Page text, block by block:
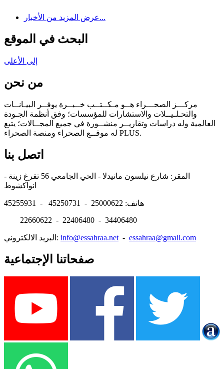
عرض المزيد من الأخبار...
البحث في الموقع
إلى الأعلى
من نحن
مركـــز الصحـــراء هــو مـكــتــب خــبــرة يوفــر البيـانــات
والتحـلـيــلات والاستشارات للمؤسسات؛ وفق أنظمة الجـودة
العالمية وله دراسات وتقاريــر منشــورة في جميع المجــالات؛ يتبع
له موقــع الصحراء ومنصة الصحراء PLUS.
اتصل بنا
المقر: شارع نيلسون مانيدلا - الحي الجامعي 56 تفرغ زينة -
هاتف: 25000622 - 45250731 - 45255931
22660622 - 22406480 - 34406480
البريد الالكتروني: info@essahraa.net- essahraa@gmail.com
صفحاتنا الإجتماعية